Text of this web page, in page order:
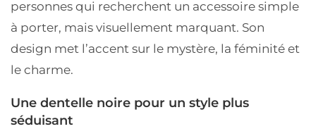
personnes qui recherchent un accessoire simple
à porter, mais visuellement marquant. Son
design met l’accent sur le mystère, la féminité et
le charme.
Une dentelle noire pour un style plus
séduisant